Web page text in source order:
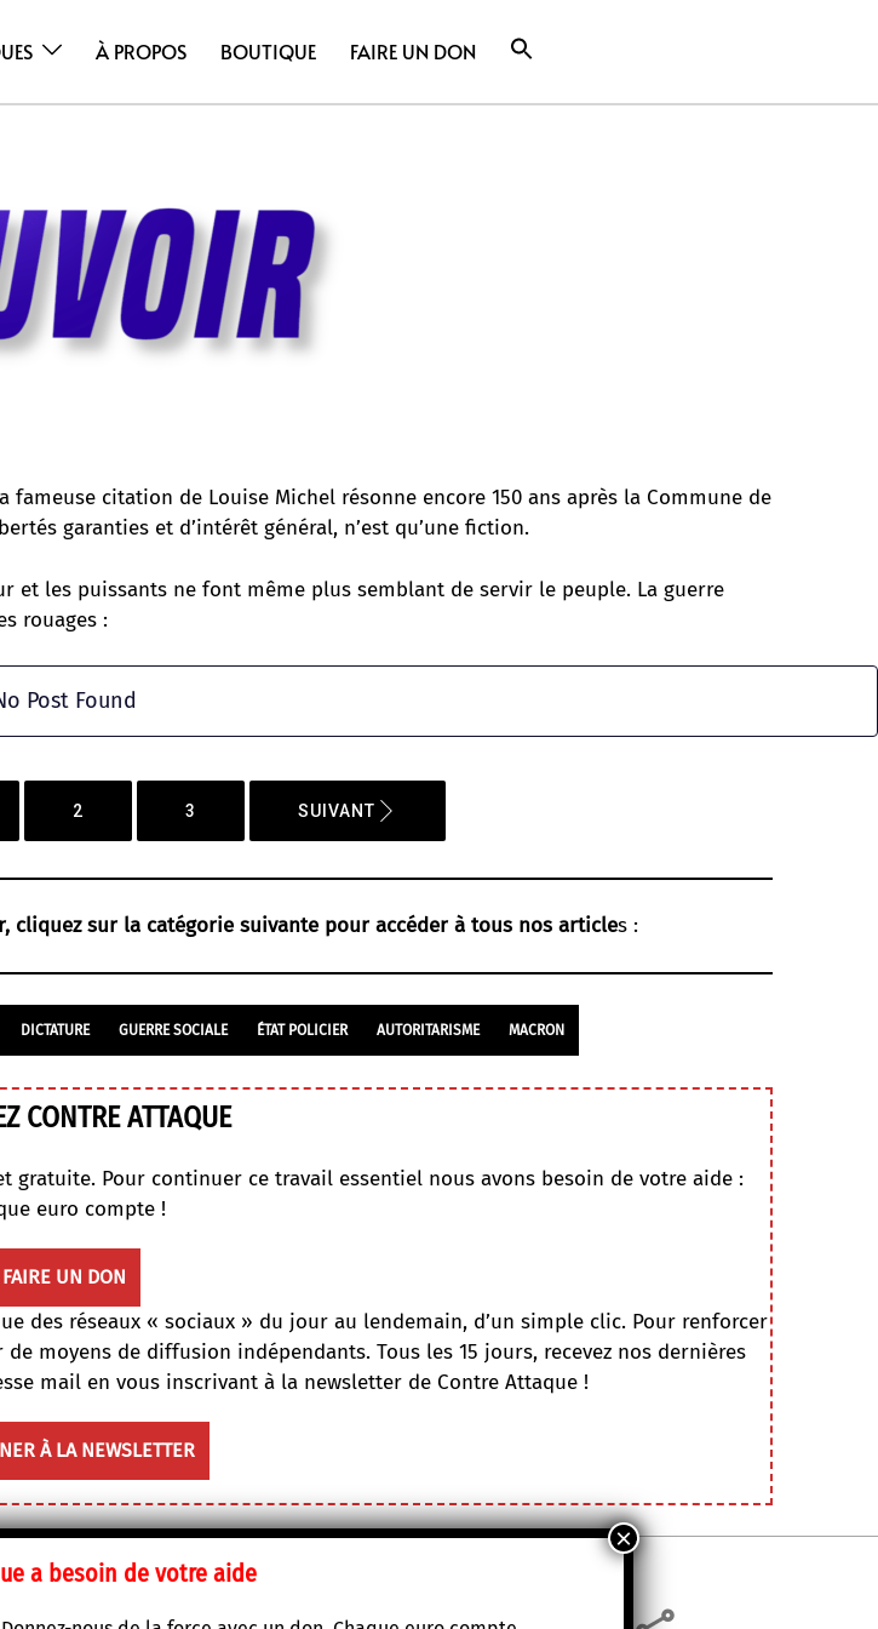
À PROPOS BOUTIQUE FAIRE UN DON
citation de Louise Michel résonne encore 150 ans après la Commune de
garanties et d’intérêt général, n’est qu’une fiction.
et les puissants ne font même plus semblant de servir le peuple. La guerre
rouages :
Post Found
2 3 SUIVANT
sur la catégorie suivante pour accéder à tous nos articles :
DICTATURE GUERRE SOCIALE ÉTAT POLICIER AUTORITARISME MACRON
CONTRE ATTAQUE
Pour continuer ce travail essentiel nous avons besoin de votre aide :
euro compte !
FAIRE UN DON
des réseaux « sociaux » du jour au lendemain, d’un simple clic. Pour renforcer
moyens de diffusion indépendants. Tous les 15 jours, recevez nos dernières
mail en vous inscrivant à la newsletter de Contre Attaque !
À LA NEWSLETTER
a besoin de votre aide